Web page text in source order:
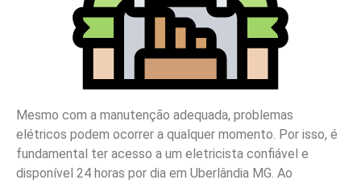
Mesmo com a manutenção adequada, problemas
elétricos podem ocorrer a qualquer momento. Por isso, é
fundamental ter acesso a um eletricista confiável e
disponível 24 horas por dia em Uberlândia MG. Ao